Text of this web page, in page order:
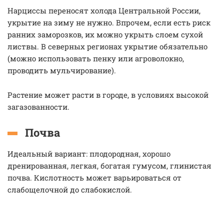
Нарциссы переносят холода Центральной России,
укрытие на зиму не нужно. Впрочем, если есть риск
ранних заморозков, их можно укрыть слоем сухой
листвы. В северных регионах укрытие обязательно
(можно использовать пенку или агроволокно,
проводить мульчирование).
Растение может расти в городе, в условиях высокой
загазованности.
Почва
Идеальный вариант: плодородная, хорошо
дренированная, легкая, богатая гумусом, глинистая
почва. Кислотность может варьироваться от
слабощелочной до слабокислой.